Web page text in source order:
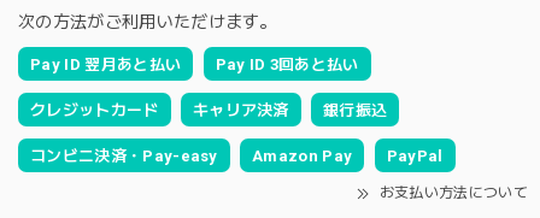
次の方法がご利用いただけます。
Pay ID 翌月あと払い Pay ID 3回あと払い
クレジットカード キャリア決済 銀行振込
コンビニ決済・Pay-easy Amazon Pay PayPal
お支払い方法について